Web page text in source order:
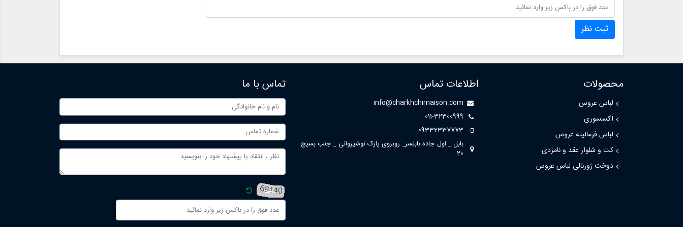
ثبت نظر
محصولات
لباس عروس
اکسسوری
لباس فرمالیته عروس
کت و شلوار عقد و نامزدی
دوخت ژورنالی لباس عروس
اطلاعات تماس
info@charkhchimaison.com
011-32300999
09332337773
بابل _ اول جاده بابلسر_ روبروی پارک نوشیروانی _ جنب بسیج
20
تماس با ما